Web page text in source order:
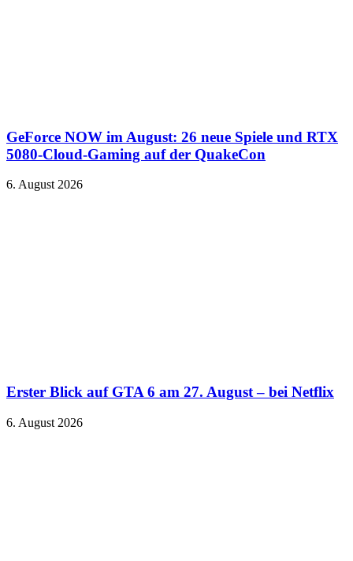
GeForce NOW im August: 26 neue Spiele und RTX
5080-Cloud-Gaming auf der QuakeCon
6. August 2026
Erster Blick auf GTA 6 am 27. August – bei Netflix
6. August 2026